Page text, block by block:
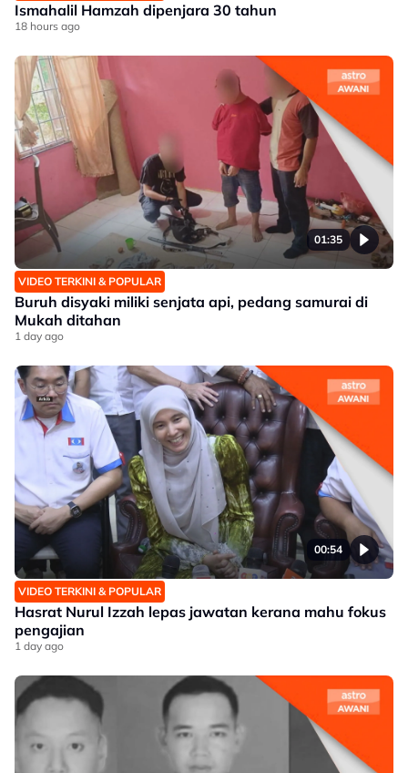
Ismahalil Hamzah dipenjara 30 tahun
18 hours ago
01:35
VIDEO TERKINI & POPULAR
Buruh disyaki miliki senjata api, pedang samurai di
Mukah ditahan
1 day ago
00:54
VIDEO TERKINI & POPULAR
Hasrat Nurul Izzah lepas jawatan kerana mahu fokus
pengajian
1 day ago